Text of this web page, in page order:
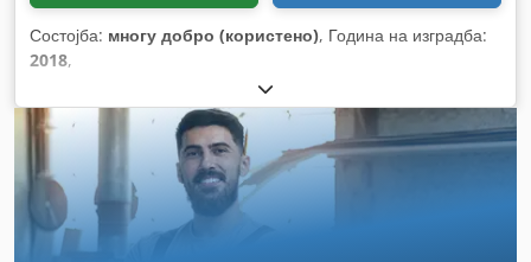
Состојба: многу добро (користено), Година на изградба:
2018,